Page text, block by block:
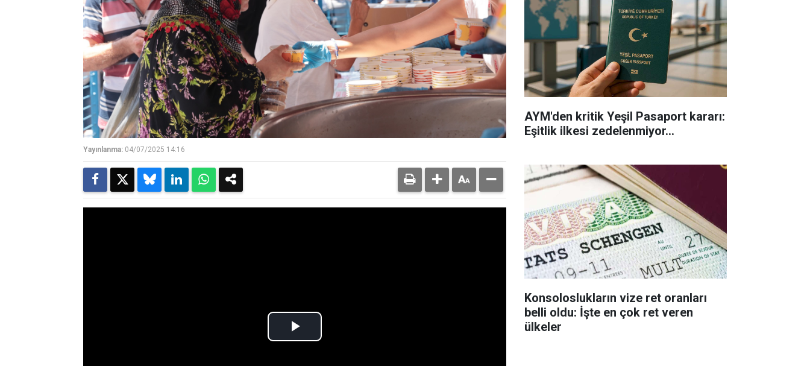
Yayınlanma: 04/07/2025 14:16
AYM'den kritik Yeşil Pasaport kararı:
Eşitlik ilkesi zedelenmiyor...
Konsoloslukların vize ret oranları
belli oldu: İşte en çok ret veren
ülkeler